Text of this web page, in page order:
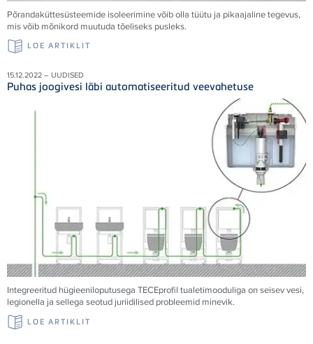
Põrandaküttesüsteemide isoleerimine võib olla tüütu ja pikaajaline tegevus,
mis võib mõnikord muutuda tõeliseks pusleks.
LOE ARTIKLIT
15.12.2022 – UUDISED
Puhas joogivesi läbi automatiseeritud veevahetuse
Integreeritud hügieeniloputusega TECEprofil tualetimooduliga on seisev vesi,
legionella ja sellega seotud juriidilised probleemid minevik.
LOE ARTIKLIT